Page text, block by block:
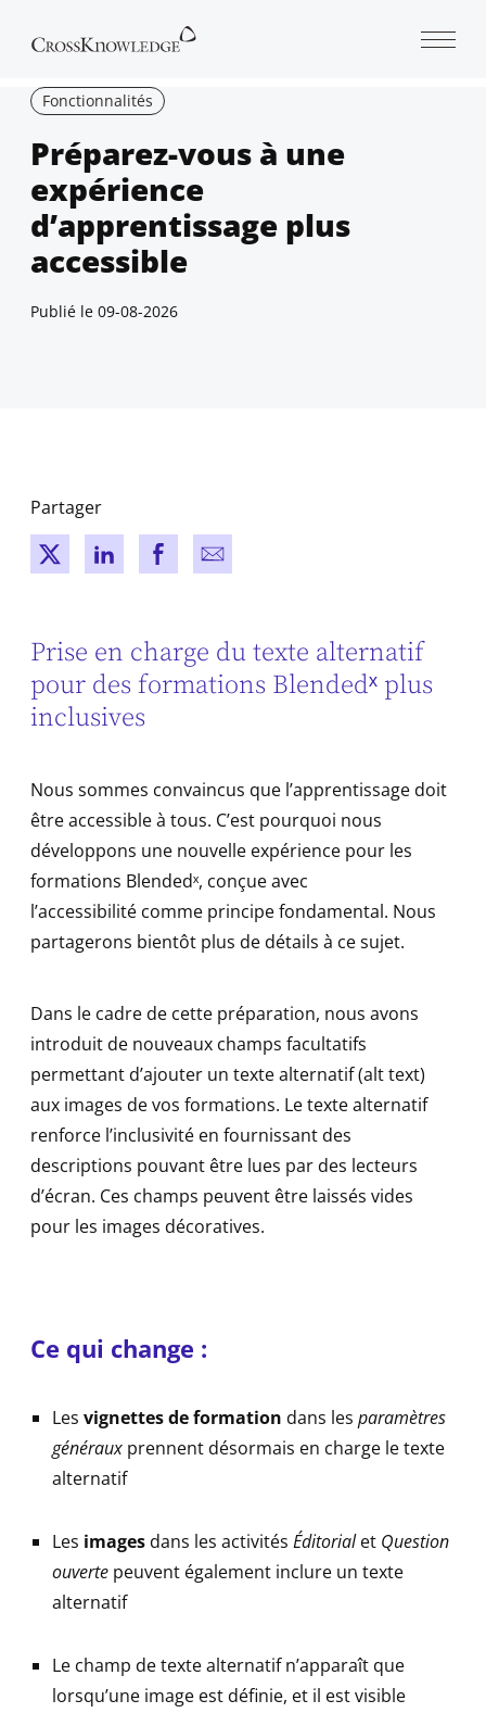
Fonctionnalités
Préparez-vous à une
expérience
d’apprentissage plus
accessible
Publié le 09-08-2026
Partager
New windowNew window
New windowNew window
Prise en charge du texte alternatif
pour des formations Blendedˣ plus
inclusives
Nous sommes convaincus que l’apprentissage doit
être accessible à tous. C’est pourquoi nous
développons une nouvelle expérience pour les
formations Blendedˣ, conçue avec
l’accessibilité comme principe fondamental. Nous
partagerons bientôt plus de détails à ce sujet.
Dans le cadre de cette préparation, nous avons
introduit de nouveaux champs facultatifs
permettant d’ajouter un texte alternatif (alt text)
aux images de vos formations. Le texte alternatif
renforce l’inclusivité en fournissant des
descriptions pouvant être lues par des lecteurs
d’écran. Ces champs peuvent être laissés vides
pour les images décoratives.
Ce qui change :
Les vignettes de formation dans les paramètres
généraux prennent désormais en charge le texte
alternatif
Les images dans les activités Éditorialet Question
ouverte peuvent également inclure un texte
alternatif
Le champ de texte alternatif n’apparaît que
lorsqu’une image est définie, et il est visible